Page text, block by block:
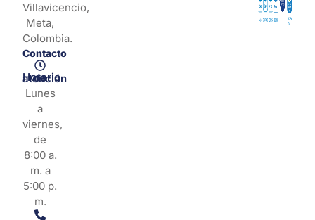
Villavicencio,
Meta,
Colombia.
Contacto
Horario de atención
Lunes
a
viernes,
de
8:00 a.
m. a
5:00 p.
m.